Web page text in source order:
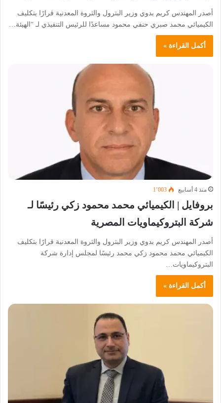
أصدر المهندس كريم بدوي وزير البترول والثروة المعدنية قرارًا بتكليف
الكيميائي محمد صبري حنفي محمود مساعدًا للرئيس التنفيذي لـ “الهيئة…
أكمل القراءة »
منذ 4 أسابيع 1٬003
بروفايل | الكيميائي محمد محمود زكي رئيسًا لـ
شركة البتروكيماويات المصرية
أصدر المهندس كريم بدوي وزير البترول والثروة المعدنية قرارًا بتكليف
الكيميائي محمد محمود زكي محمد رئيسًا لمجلس إدارة شركة
البتروكيماويات…
أكمل القراءة »